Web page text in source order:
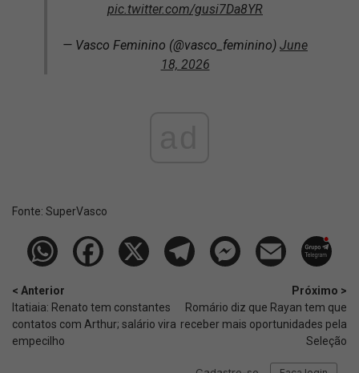
pic.twitter.com/gusi7Da8YR
— Vasco Feminino (@vasco_feminino) June
18, 2026
Fonte: SuperVasco‎‎‎‎‎‎
< Anterior
Itatiaia: Renato tem constantes
contatos com Arthur; salário vira
empecilho
Próximo >
Romário diz que Rayan tem que
receber mais oportunidades pela
Seleção